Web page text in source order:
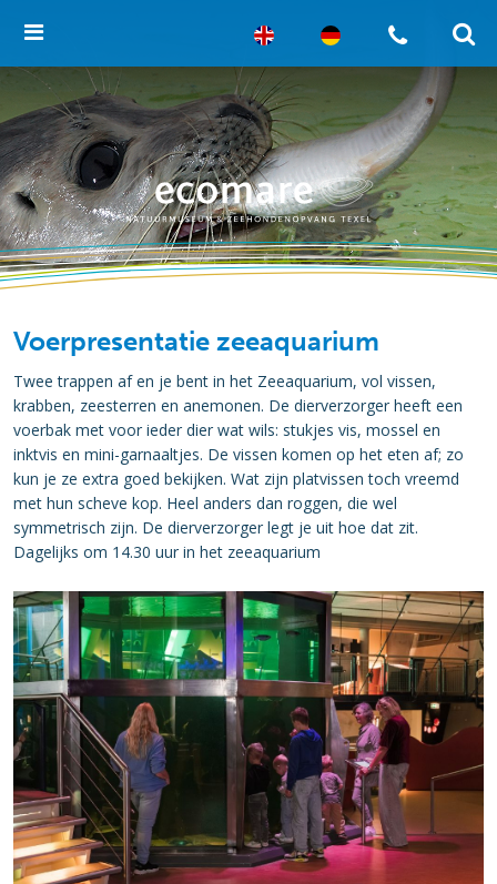
Voerpresentatie zeeaquarium
Twee trappen af en je bent in het Zeeaquarium, vol vissen,
krabben, zeesterren en anemonen. De dierverzorger heeft een
voerbak met voor ieder dier wat wils: stukjes vis, mossel en
inktvis en mini-garnaaltjes. De vissen komen op het eten af; zo
kun je ze extra goed bekijken. Wat zijn platvissen toch vreemd
met hun scheve kop. Heel anders dan roggen, die wel
symmetrisch zijn. De dierverzorger legt je uit hoe dat zit.
Dagelijks om 14.30 uur in het zeeaquarium